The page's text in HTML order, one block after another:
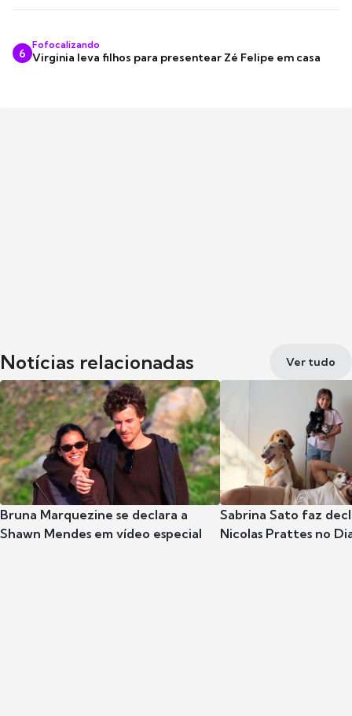
6
Fofocalizando
Virginia leva filhos para presentear Zé Felipe em casa
Notícias relacionadas Ver tudo
Bruna Marquezine se declara a
Shawn Mendes em vídeo especial
Sabrina Sato faz
Nicolas Prattes no